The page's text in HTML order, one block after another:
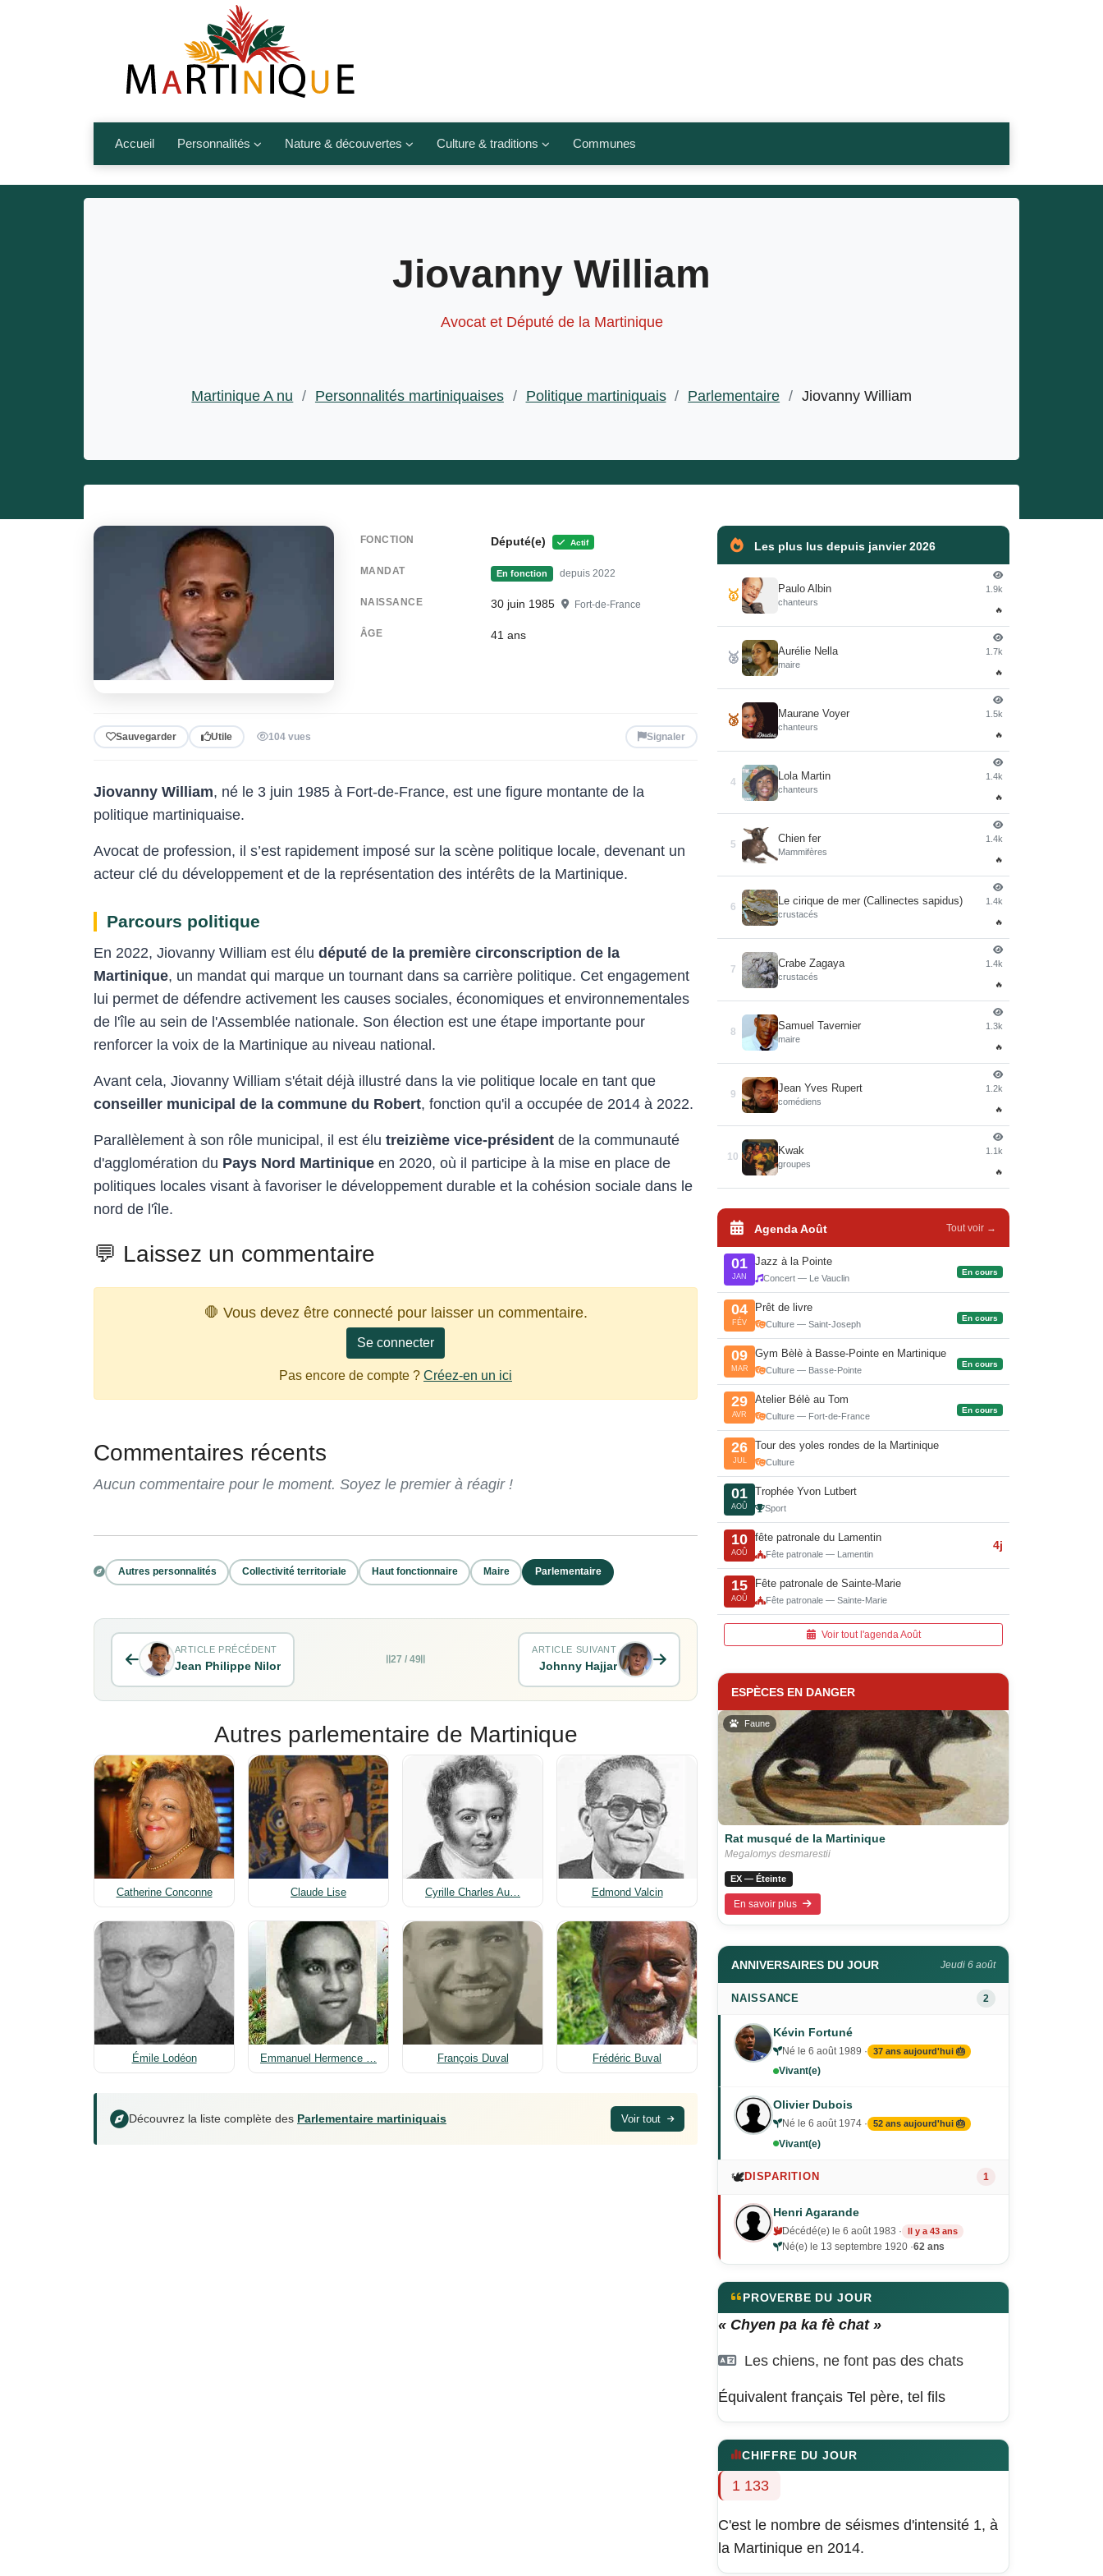
Accueil Personnalités
Artistes
Nature & découvertes
Fleurs, fruits, légumes
Montagnes et rivières
Culture & traditions
Culte et religions
populaires
Communes
Jiovanny William
Avocat et Député de la Martinique
Martinique A nu / Personnalités martiniquaises / Politique martiniquais / Parlementaire / Jiovanny William
FONCTION Député(e) Actif
MANDAT En fonction depuis 2022
NAISSANCE 30 juin 1985 Fort-de-France
ÂGE 41 ans
Sauvegarder Utile 104 vues Signaler
Jiovanny William, né le 3 juin 1985 à Fort-de-France, est une figure montante de la
politique martiniquaise.
Avocat de profession, il s’est rapidement imposé sur la scène politique locale, devenant un
acteur clé du développement et de la représentation des intérêts de la Martinique.
Parcours politique
En 2022, Jiovanny William est élu député de la première circonscription de la
Martinique, un mandat qui marque un tournant dans sa carrière politique. Cet engagement
lui permet de défendre activement les causes sociales, économiques et environnementales
de l'île au sein de l'Assemblée nationale. Son élection est une étape importante pour
renforcer la voix de la Martinique au niveau national.
Avant cela, Jiovanny William s'était déjà illustré dans la vie politique locale en tant que
conseiller municipal de la commune du Robert, fonction qu'il a occupée de 2014 à 2022.
Parallèlement à son rôle municipal, il est élu treizième vice-président de la communauté
d'agglomération du Pays Nord Martinique en 2020, où il participe à la mise en place de
politiques locales visant à favoriser le développement durable et la cohésion sociale dans le
nord de l'île.
💬 Laissez un commentaire
🛑 Vous devez être connecté pour laisser un commentaire.
Se connecter
Pas encore de compte ? Créez-en un ici
Commentaires récents
Aucun commentaire pour le moment. Soyez le premier à réagir !
Autres personnalités Collectivité territoriale Haut fonctionnaire Maire Parlementaire
ARTICLE PRÉCÉDENT
Jean Philippe Nilor
27 / 49
ARTICLE SUIVANT
Johnny Hajjar
Autres parlementaire de Martinique
Catherine Conconne Claude Lise Cyrille Charles Au… Edmond Valcin
Émile Lodéon Emmanuel Hermence … François Duval Frédéric Buval
Découvrez la liste complète des Parlementaire martiniquais Voir tout
Les plus lus depuis janvier 2026
🥇 Paulo Albin
chanteurs
1.9k
🔥
🥈 Aurélie Nella
maire
1.7k
🔥
🥉 Maurane Voyer
chanteurs
1.5k
🔥
4
Lola Martin
chanteurs
1.4k
🔥
5
Chien fer
Mammifères
1.4k
🔥
6
Le cirique de mer (Callinectes sapidus)
crustacés
1.4k
🔥
7
Crabe Zagaya
crustacés
1.4k
🔥
8
Samuel Tavernier
maire
1.3k
🔥
9
Jean Yves Rupert
comédiens
1.2k
🔥
10
Kwak
groupes
1.1k
🔥
Agenda Août Tout voir →
01
JAN
Jazz à la Pointe
Concert — Le Vauclin
En cours
04
FÉV
Prêt de livre
Culture — Saint-Joseph
En cours
09
MAR
Gym Bèlè à Basse-Pointe en Martinique
Culture — Basse-Pointe
En cours
29
AVR
Atelier Bélè au Tom
Culture — Fort-de-France
En cours
26
JUL
Tour des yoles rondes de la Martinique
Culture
01
AOÛ
Trophée Yvon Lutbert
Sport
10
AOÛ
fête patronale du Lamentin
Fête patronale — Lamentin
4j
15
AOÛ
Fête patronale de Sainte-Marie
Fête patronale — Sainte-Marie
Voir tout l'agenda Août
ESPÈCES EN DANGER
Faune
Rat musqué de la Martinique
Megalomys desmarestii
EX — Éteinte
En savoir plus
ANNIVERSAIRES DU JOUR Jeudi 6 août
NAISSANCE 2
Kévin Fortuné
Né le 6 août 1989 · 37 ans aujourd'hui 🎂
Vivant(e)
Olivier Dubois
Né le 6 août 1974 · 52 ans aujourd'hui 🎂
Vivant(e)
🕊️DISPARITION 1
Henri Agarande
Décédé(e) le 6 août 1983 · Il y a 43 ans
Né(e) le 13 septembre 1920 ·62 ans
PROVERBE DU JOUR
« Chyen pa ka fè chat »
Les chiens, ne font pas des chats
Équivalent français Tel père, tel fils
CHIFFRE DU JOUR
1 133
C'est le nombre de séismes d'intensité 1, à
la Martinique en 2014.